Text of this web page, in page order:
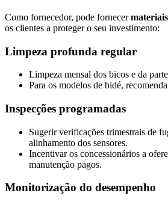
Como fornecedor, pode fornecer
os clientes a proteger o seu investimento:
Limpeza profunda regular
Limpeza mensal dos bicos e da
Para os modelos de bidé,
Inspecções programadas
Sugerir verificações trimestrais de
alinhamento dos sensores.
Incentivar os concessionários a
manutenção pagos.
Monitorização do desempenho